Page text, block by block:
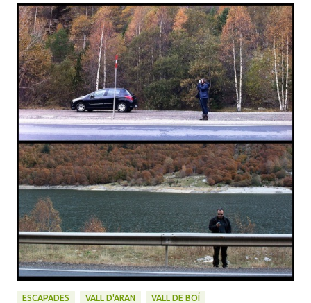
ESCAPADES VALL D'ARAN VALL DE BOÍ